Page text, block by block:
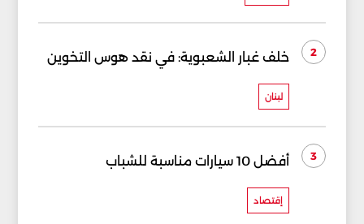
2 خلف غبار الشعبوية: في نقد هوس التخوين
لبنان
3 أفضل 10 سيارات مناسبة للشباب
إقتصاد